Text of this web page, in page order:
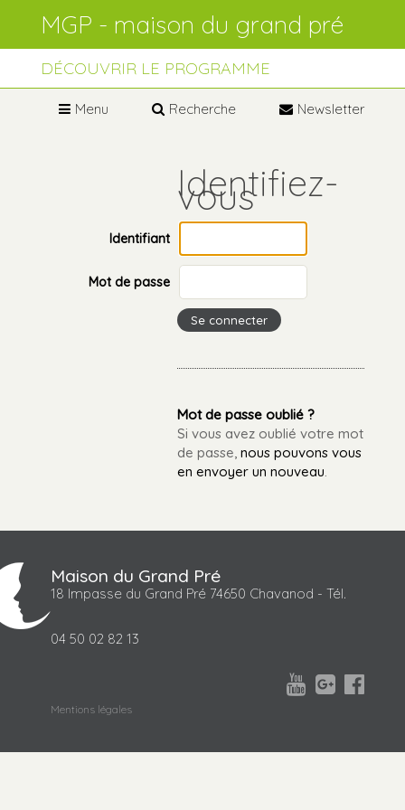
Aller
navigation
personnels
DÉCOUVRIR LE PROGRAMME
Menu Recherche Newsletter
Identifiant
Mot de passe
Mot de passe oublié ?
Si vous avez oublié votre mot
de passe,nous pouvons vous
en envoyer un nouveau.
Maison du Grand Pré
18 Impasse du Grand Pré 74650 Chavanod - Tél.
04 50 02 82 13



Mentions légales